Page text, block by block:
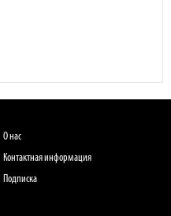
О нас
Контактная информация
Подписка